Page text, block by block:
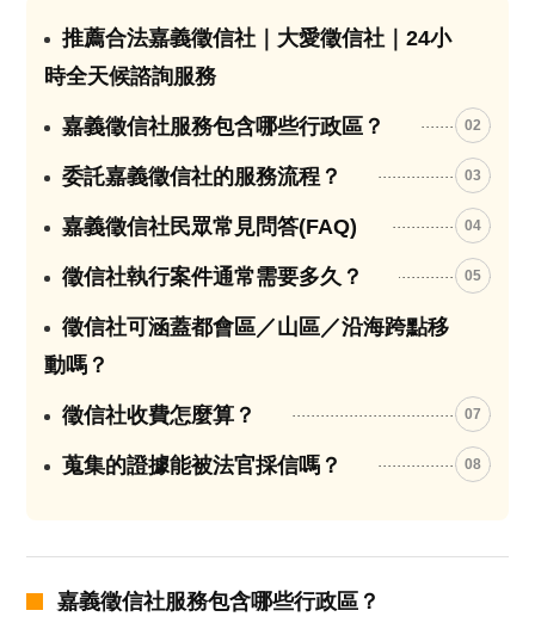
推薦合法嘉義徵信社｜大愛徵信社｜24小
時全天候諮詢服務
嘉義徵信社服務包含哪些行政區？ 02
委託嘉義徵信社的服務流程？ 03
嘉義徵信社民眾常見問答(FAQ) 04
徵信社執行案件通常需要多久？ 05
徵信社可涵蓋都會區／山區／沿海跨點移
動嗎？
徵信社收費怎麼算？ 07
蒐集的證據能被法官採信嗎？ 08
嘉義徵信社服務包含哪些行政區？